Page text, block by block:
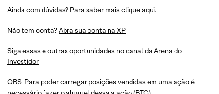
Ainda com dúvidas? Para saber mais clique aqui.
Não tem conta?Abra sua conta na XP
Siga essas e outras oportunidades no canal da Arena do
Investidor
OBS: Para poder carregar posições vendidas em uma ação é